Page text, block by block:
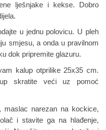
lješnjake i kekse. Dobro
u jednu polovicu. U pleh
smjesu, a onda u pravilnom
dok pripremite glazuru.
kalup otprilike 25x35 cm.
skratite veći uz pomoć
maslac narezan na kockice,
i stavite ga na hlađenje,